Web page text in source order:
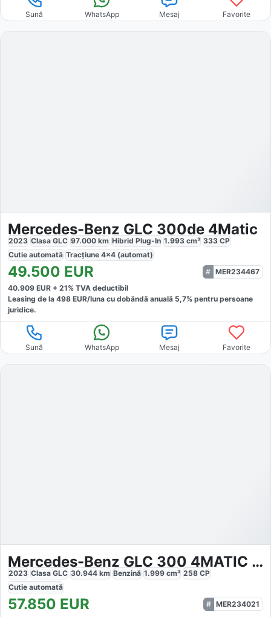
Sună WhatsApp Mesaj Favorite
Mercedes-Benz GLC 300de 4Matic
2023 Clasa GLC 97.000 km Hibrid Plug-In 1.993 cm³ 333 CP
Cutie automată Tracțiune 4x4 (automat)
49.500 EUR
MER234467
40.909 EUR + 21% TVA deductibil
Leasing de la 498 EUR/luna cu dobăndă anuală 5,7% pentru persoane
juridice.
Sună WhatsApp Mesaj Favorite
Mercedes-Benz GLC 300 4MATIC AMG Line
2023 Clasa GLC 30.944 km Benzină 1.999 cm³ 258 CP
Cutie automată
57.850 EUR
MER234021